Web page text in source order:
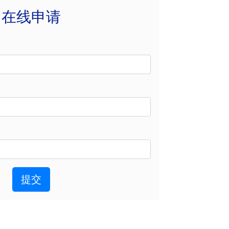
在线申请
提交